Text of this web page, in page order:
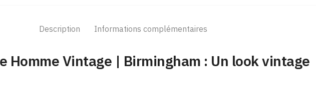
Description Informations complémentaires
Homme Vintage | Birmingham : Un look vintage